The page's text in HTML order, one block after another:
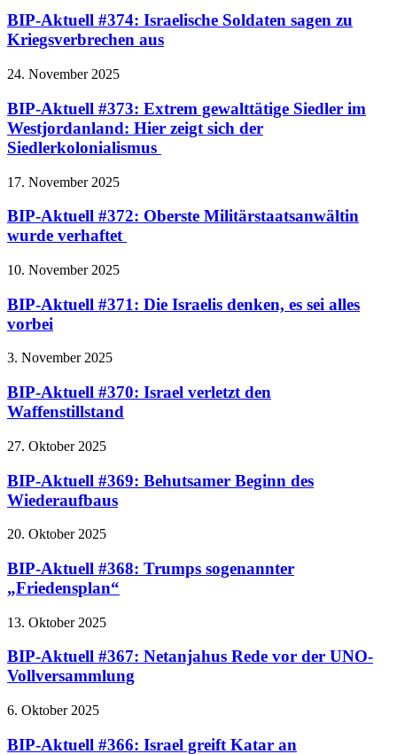
BIP-Aktuell #374: Israelische Soldaten sagen zu
Kriegsverbrechen aus
24. November 2025
BIP-Aktuell #373: Extrem gewalttätige Siedler im
Westjordanland: Hier zeigt sich der
Siedlerkolonialismus
17. November 2025
BIP-Aktuell #372: Oberste Militärstaatsanwältin
wurde verhaftet
10. November 2025
BIP-Aktuell #371: Die Israelis denken, es sei alles
vorbei
3. November 2025
BIP-Aktuell #370: Israel verletzt den
Waffenstillstand
27. Oktober 2025
BIP-Aktuell #369: Behutsamer Beginn des
Wiederaufbaus
20. Oktober 2025
BIP-Aktuell #368: Trumps sogenannter
„Friedensplan“
13. Oktober 2025
BIP-Aktuell #367: Netanjahus Rede vor der UNO-
Vollversammlung
6. Oktober 2025
BIP-Aktuell #366: Israel greift Katar an